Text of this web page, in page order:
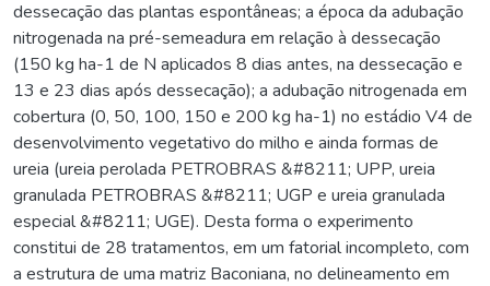
dessecação das plantas espontâneas; a época da adubação
nitrogenada na pré-semeadura em relação à dessecação
(150 kg ha-1 de N aplicados 8 dias antes, na dessecação e
13 e 23 dias após dessecação); a adubação nitrogenada em
cobertura (0, 50, 100, 150 e 200 kg ha-1) no estádio V4 de
desenvolvimento vegetativo do milho e ainda formas de
ureia (ureia perolada PETROBRAS &#8211; UPP, ureia
granulada PETROBRAS &#8211; UGP e ureia granulada
especial &#8211; UGE). Desta forma o experimento
constitui de 28 tratamentos, em um fatorial incompleto, com
a estrutura de uma matriz Baconiana, no delineamento em